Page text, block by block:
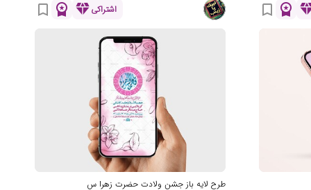
workspace_premium
bookmark_border اشتراکیdiamond
workspace_premium
bookmark_border
طرح لایه باز جشن ولادت حضرت زهرا س